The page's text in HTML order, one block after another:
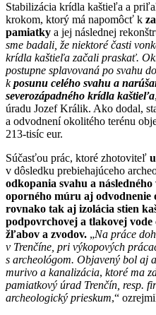
Stabilizácia krídla kaštieľa a
krokom, ktorý má napomôcť k
pamiatky a jej následnej
sme badali, že niektoré časti
krídla kaštieľa začali praskať.
postupne splavovaná po svahu
kposunu celého svahu a
severozápadného krídla kaštieľa
úradu Jozef Králik. Ako dodal,
a odvodnení okolitého terénu
213-tisíc eur.
Súčasťou prác, ktoré zhotoviteľ
v dôsledku prebiehajúceho
odkopania svahu a
oporného múru aj odvodnenie
rovnako tak aj izolácia stien
podpovrchovej a tlakovej
žľabov a zvodov. „Na práce
v Trenčíne, pri výkopových
s archeológom. Objavený bol aj
murivo a kanalizácia, ktoré ma
pamiatkový úrad Trenčín, resp.
archeologický prieskum,“